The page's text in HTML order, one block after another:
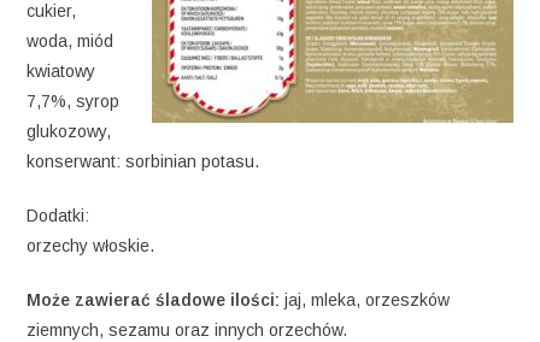
cukier,
woda, miód
kwiatowy
7,7%, syrop
glukozowy,
konserwant: sorbinian potasu.
Dodatki:
orzechy włoskie.
Może zawierać śladowe ilości: jaj, mleka, orzeszków
ziemnych, sezamu oraz innych orzechów.